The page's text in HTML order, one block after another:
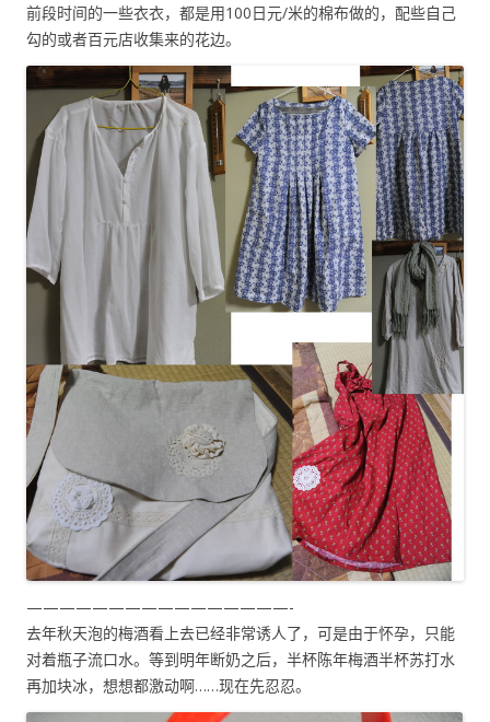
前段时间的一些衣衣，都是用100日元/米的棉布做的，配些自己
勾的或者百元店收集来的花边。
————————————————-
去年秋天泡的梅酒看上去已经非常诱人了，可是由于怀孕，只能
对着瓶子流口水。等到明年断奶之后，半杯陈年梅酒半杯苏打水
再加块冰，想想都激动啊……现在先忍忍。